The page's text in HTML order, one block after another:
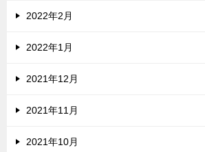
2022年2月
2022年1月
2021年12月
2021年11月
2021年10月